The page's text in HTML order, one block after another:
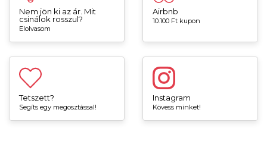
Nem jön ki az ár. Mit
csinálok rosszul?
Elolvasom
Airbnb
10.100 Ft kupon
Tetszett?
Segíts egy megosztással!
Instagram
Kövess minket!